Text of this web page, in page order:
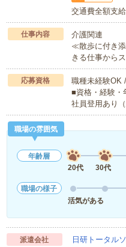
交通費全額支給
仕事内容
介護関連
≪散歩に付き
きる仕事から
応募資格
職種未経験OK
■資格・経験・
社員登用あり
職場の雰囲気
年齢層
20代
30代
職場の様子
活気がある
派遣会社 日研トータル